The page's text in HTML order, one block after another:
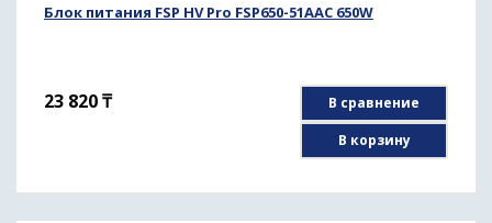
Блок питания FSP HV Pro FSP650-51AAC 650W
23 820₸
В сравнение
В корзину